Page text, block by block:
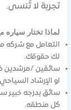
تجربة لا تُنسى.
لماذا تختار سياره
التعامل مع شركه
لك حقوقك.
او الإرشاد
سائق بدرجه خبير
كل منطقه.